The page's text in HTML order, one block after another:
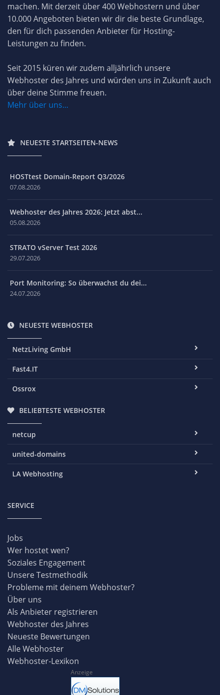
machen. Mit derzeit über 400 Webhostern und über
10.000 Angeboten bieten wir dir die beste Grundlage,
den für dich passenden Anbieter für Hosting-
Leistungen zu finden.
Seit 2015 küren wir zudem alljährlich unsere
Webhoster des Jahres und würden uns in Zukunft auch
über deine Stimme freuen.
Mehr über uns...
NEUESTE STARTSEITEN-NEWS
HOSTtest Domain-Report Q3/2026
07.08.2026
Webhoster des Jahres 2026: Jetzt abst...
05.08.2026
STRATO vServer Test 2026
29.07.2026
Port Monitoring: So überwachst du dei...
24.07.2026
NEUESTE WEBHOSTER
NetzLiving GmbH
Fast4.IT
Ossrox
BELIEBTESTE WEBHOSTER
netcup
united-domains
LA Webhosting
SERVICE
Jobs
Wer hostet wen?
Soziales Engagement
Unsere Testmethodik
Probleme mit deinem Webhoster?
Über uns
Als Anbieter registrieren
Webhoster des Jahres
Neueste Bewertungen
Alle Webhoster
Webhoster-Lexikon
Anzeige